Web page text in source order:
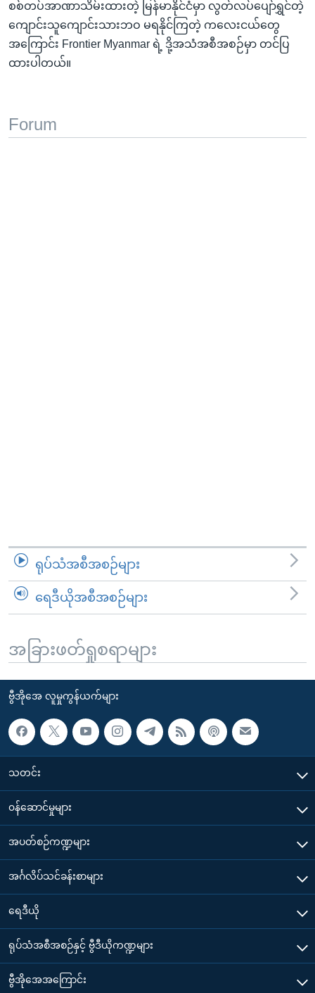
စစ်တပ်အာဏာသိမ်းထားတဲ့ မြန်မာနိုင်ငံမှာ လွတ်လပ်ပျော်ရွှင်တဲ့
ကျောင်းသူကျောင်းသားဘဝ မရနိုင်ကြတဲ့ ကလေးငယ်တွေ
အကြောင်း Frontier Myanmar ရဲ့ ဒို့အသံအစီအစဉ်မှာ တင်ပြ
ထားပါတယ်။
Forum
ရုပ်သံအစီအစဉ်များ
ရေဒီယိုအစီအစဉ်များ
အခြားဖတ်ရှုစရာများ
ဗွီအိုအေ လူမှုကွန်ယက်များ
သတင်း
၀န်ဆောင်မှုများ
အပတ်စဉ်ကဏ္ဍများ
အင်္ဂလိပ်သင်ခန်းစာများ
ရေဒီယို
ရုပ်သံအစီအစဉ်နှင့် ဗွီဒီယိုကဏ္ဍများ
ဗွီအိုအေအကြောင်း